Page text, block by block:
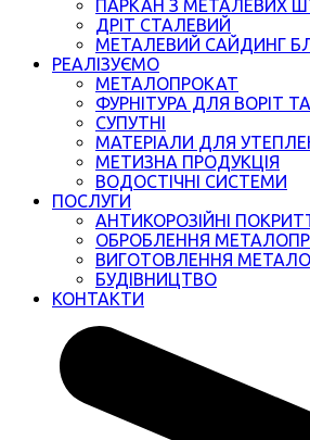
ПАРКАН З МЕТАЛЕВИХ
ДРІТ СТАЛЕВИЙ
МЕТАЛЕВИЙ САЙДИНГ
РЕАЛІЗУЄМО
МЕТАЛОПРОКАТ
ФУРНІТУРА ДЛЯ ВОРІТ
СУПУТНІ
МАТЕРІАЛИ ДЛЯ
МЕТИЗНА ПРОДУКЦІЯ
ВОДОСТІЧНІ СИСТЕМИ
ПОСЛУГИ
АНТИКОРОЗІЙНІ
ОБРОБЛЕННЯ
ВИГОТОВЛЕННЯ
БУДІВНИЦТВО
КОНТАКТИ